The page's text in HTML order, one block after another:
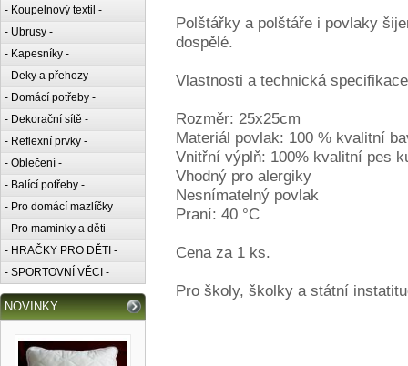
- Koupelnový textil -
- Ubrusy -
- Kapesníky -
- Deky a přehozy -
- Domácí potřeby -
- Dekorační sítě -
- Reflexní prvky -
- Oblečení -
- Balící potřeby -
- Pro domácí mazlíčky
- Pro maminky a děti -
- HRAČKY PRO DĚTI -
- SPORTOVNÍ VĚCI -
NOVINKY
Polštářky a polštáře i povlaky
dospělé.
Vlastnosti a technická specifikace
Rozměr: 25x25cm
Materiál povlak: 100 % kvalitní
Vnitřní výplň: 100% kvalitní pes
Vhodný pro alergiky
Nesnímatelný povlak
Praní: 40 °C
Cena za 1 ks.
Pro školy, školky a státní